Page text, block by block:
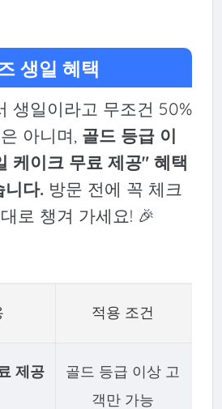
생일 혜택
생일이라고 무조건 50%
아니며, 골드 등급 이
케이크 무료 제공" 혜택
니다. 방문 전에 꼭 체크
로 챙겨 가세요! 🎉
적용 조건
제공
골드 등급 이상 고
객만 가능